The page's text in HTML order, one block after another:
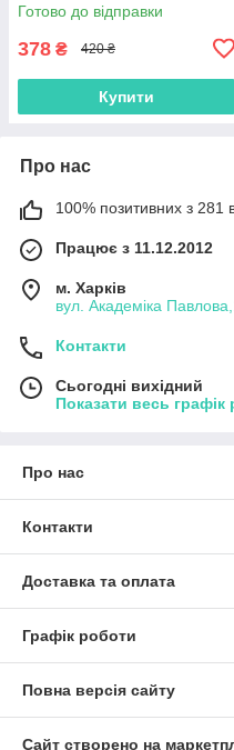
Готово до відправки
378 ₴ 420 ₴
Купити
Про нас
100% позитивних з 281
Працює з 11.12.2012
м. Харків
вул. Академіка
Контакти
Сьогодні вихідний
Показати весь графік
Про нас
Контакти
Доставка та оплата
Графік роботи
Повна версія сайту
Сайт створено на